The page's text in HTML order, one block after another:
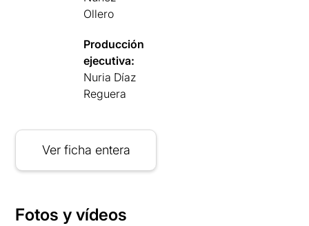
Ollero
Producción
ejecutiva:
Nuria Díaz
Reguera
Ver ficha entera
Fotos y vídeos